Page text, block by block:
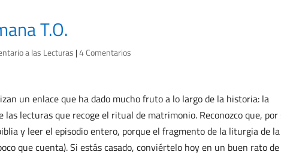
T.O.
a las Lecturas |4 Comentarios
un enlace que ha dado mucho fruto a lo largo de la historia: la
lecturas que recoge el ritual de matrimonio. Reconozco que, por
y leer el episodio entero, porque el fragmento de la liturgia de la
que cuenta). Si estás casado, conviértelo hoy en un buen rato de